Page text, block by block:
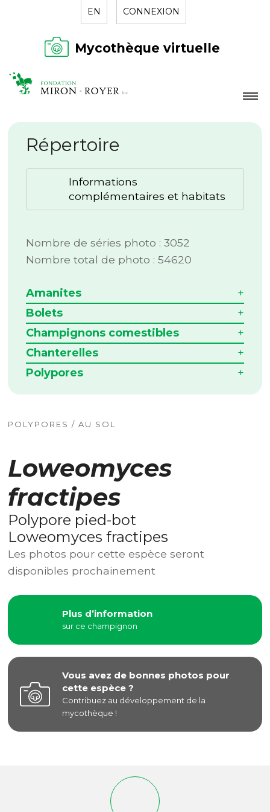
EN CONNEXION
Mycothèque virtuelle
LA FONDATION
NOUVELLES
RÉPERTOIRE
Répertoire
Informations
complémentaires et habitats
Nombre de séries photo : 3052
Nombre total de photo : 54620
Amanites
Bolets
Champignons comestibles
Chanterelles
Polypores
POLYPORES / AU SOL
Loweomyces
fractipes
Polypore pied-bot
Loweomyces fractipes
Les photos pour cette espèce seront
disponibles prochainement
Plus d’information
sur ce champignon
Vous avez de bonnes photos pour
cette espèce ?
Contribuez au développement de la
mycothèque !